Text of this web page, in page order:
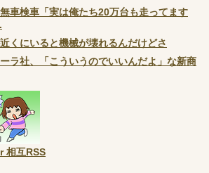
無車検車「実は俺たち20万台も走ってます
くにいると機械が壊れるんだけどさ
ーラ社、「こういうのでいいんだよ」な新商
相互RSS